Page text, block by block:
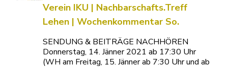
Verein IKU | Nachbarschafts.Treff
Lehen | Wochenkommentar So.
SENDUNG & BEITRÄGE NACHHÖREN
Donnerstag, 14. Jänner 2021 ab 17:30 Uhr
(WH am Freitag, 15. Jänner ab 7:30 Uhr und ab